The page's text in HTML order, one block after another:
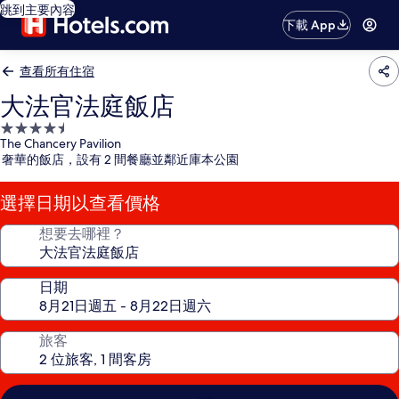
跳到主要內容
下載 App
查看所有住宿
大法官法庭飯店
4.5
星
級
住
宿
The Chancery Pavilion
奢華的飯店，設有 2 間餐廳並鄰近庫本公園
選擇日期以查看價格
想要去哪裡？
日期
旅客